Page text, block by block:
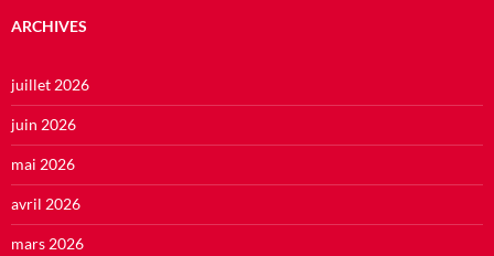
ARCHIVES
juillet 2026
juin 2026
mai 2026
avril 2026
mars 2026